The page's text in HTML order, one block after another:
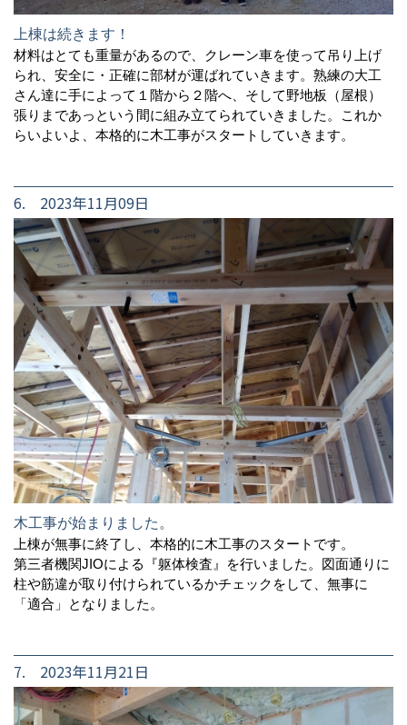
上棟は続きます！
材料はとても重量があるので、クレーン車を使って吊り上げ
られ、安全に・正確に部材が運ばれていきます。熟練の大工
さん達に手によって１階から２階へ、そして野地板（屋根）
張りまであっという間に組み立てられていきました。これか
らいよいよ、本格的に木工事がスタートしていきます。
6. 2023年11月09日
木工事が始まりました。
上棟が無事に終了し、本格的に木工事のスタートです。
第三者機関JIOによる『躯体検査』を行いました。図面通りに
柱や筋違が取り付けられているかチェックをして、無事に
「適合」となりました。
7. 2023年11月21日